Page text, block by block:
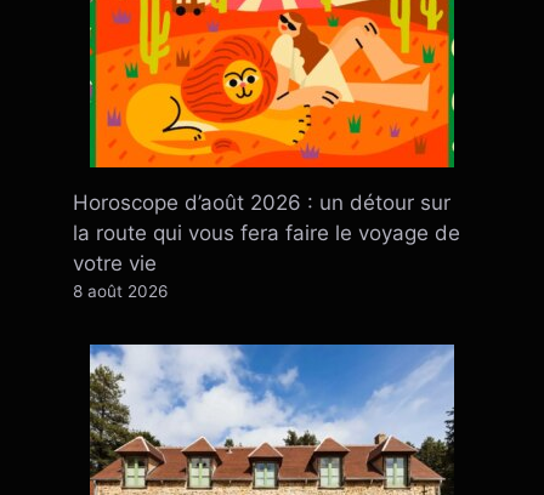
Horoscope d’août 2026 : un détour sur
la route qui vous fera faire le voyage de
votre vie
8 août 2026